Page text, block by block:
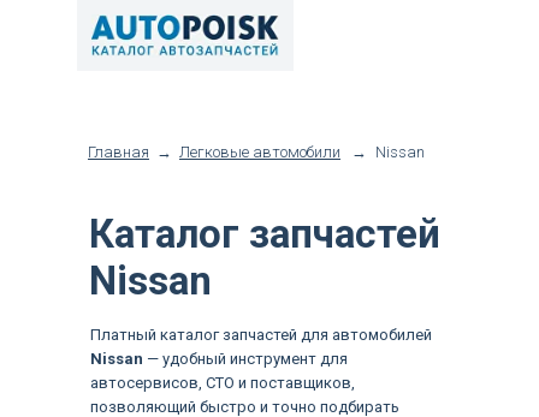
Главная Легковые автомобили
→ → Nissan
Платный каталог запчастей для автомобилей
Nissan — удобный инструмент для
автосервисов, СТО и поставщиков,
позволяющий быстро и точно подбирать
Каталог запчастей
Nissan